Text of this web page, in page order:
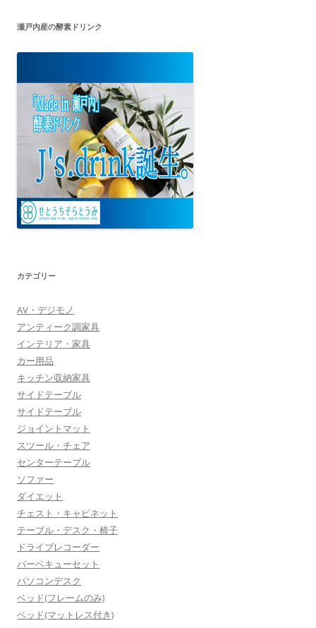
瀬戸内産の酵素ドリンク
カテゴリー
AV・デジモノ
アンティーク調家具
インテリア・家具
カー用品
キッチン収納家具
サイドテーブル
サイドテーブル
ジョイントマット
スツール・チェア
センターテーブル
ソファー
ダイエット
チェスト・キャビネット
テーブル・デスク・椅子
ドライブレコーダー
バーベキューセット
パソコンデスク
ベッド(フレームのみ)
ベッド(マットレス付き)